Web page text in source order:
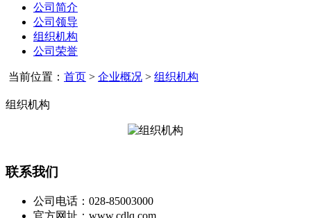
公司简介
公司领导
组织机构
公司荣誉
当前位置： 首页 > 企业概况 > 组织机构
组织机构
联系我们
公司电话：028-85003000
官方网址：www.cdlq.com